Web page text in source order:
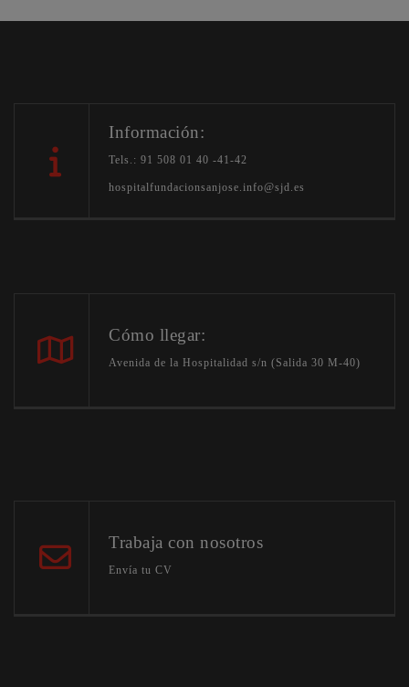
Información:
Tels.: 91 508 01 40 -41-42
hospitalfundacionsanjose.info@sjd.es
Cómo llegar:
Avenida de la Hospitalidad s/n (Salida 30 M-40)
Trabaja con nosotros
Envía tu CV